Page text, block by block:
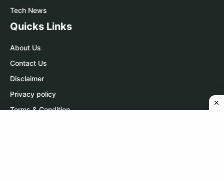
Tech News
Quicks Links
About Us
Contact Us
Disclaimer
Privacy policy
Terms & Condition